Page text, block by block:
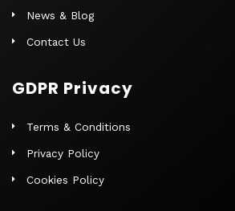
News & Blog
Contact Us
GDPR Privacy
Terms & Conditions
Privacy Policy
Cookies Policy